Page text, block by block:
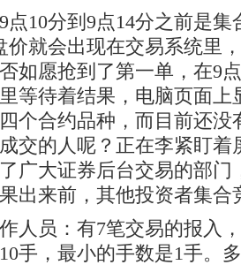
分到9点14分之前是集
价就会出现在交易系统里
如愿抢到了第一单，在9
等待着结果，电脑页面上
个合约品种，而目前还没
交的人呢？正在李紧盯着
广大证券后台交易的部门
出来前，其他投资者集合
员：有7笔交易的报入，
手，最小的手数是1手。